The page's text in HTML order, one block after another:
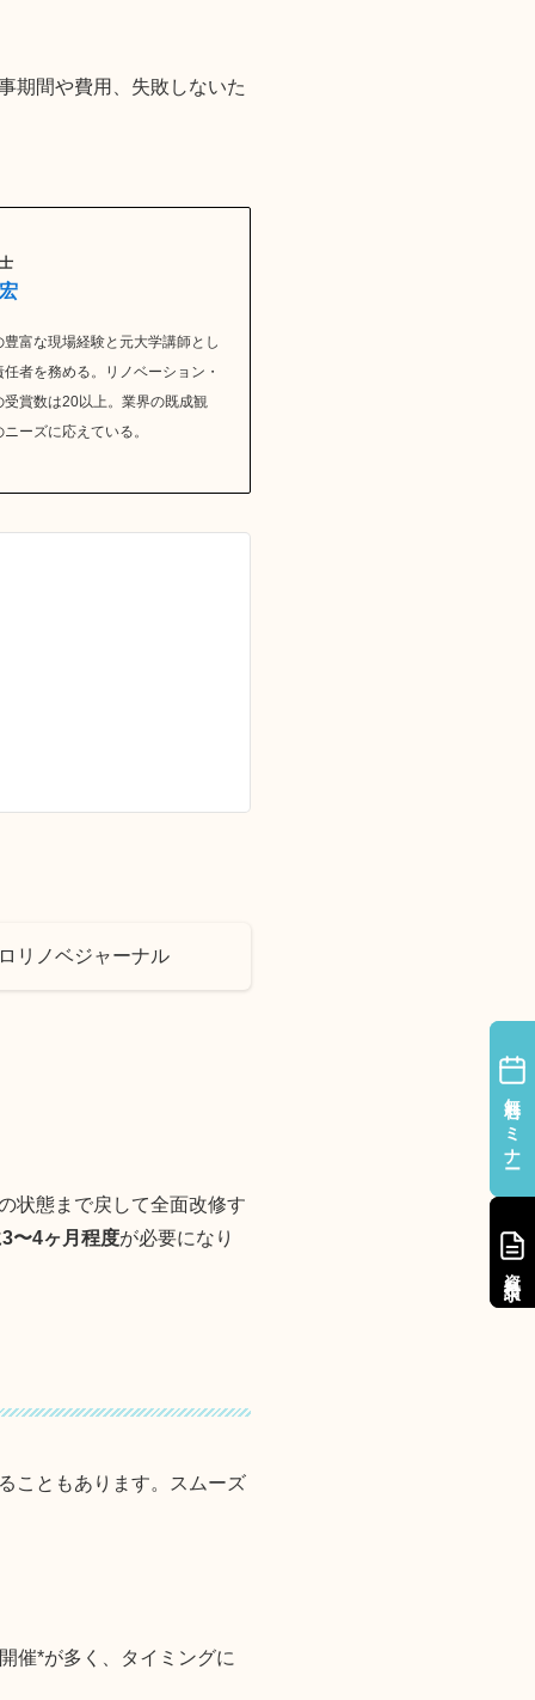
無料セミナー
期間や費用、失敗しないた
富な現場経験と元大学講師とし
者を務める。リノベーション・
賞数は20以上。業界の既成観
ーズに応えている。
リノベジャーナル
状態まで戻して全面改修す
〜4ヶ月程度が必要になり
こともあります。スムーズ
催*が多く、タイミングに
無料セミナー